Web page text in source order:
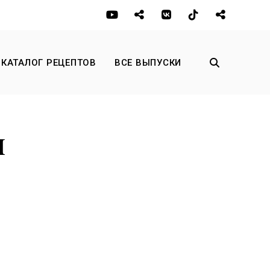
КАТАЛОГ РЕЦЕПТОВ ВСЕ ВЫПУСКИ